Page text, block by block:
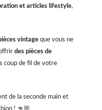
et articles lifestyle,
vintage que vous ne
des pièces de
coup de fil de votre
de la seconde main et